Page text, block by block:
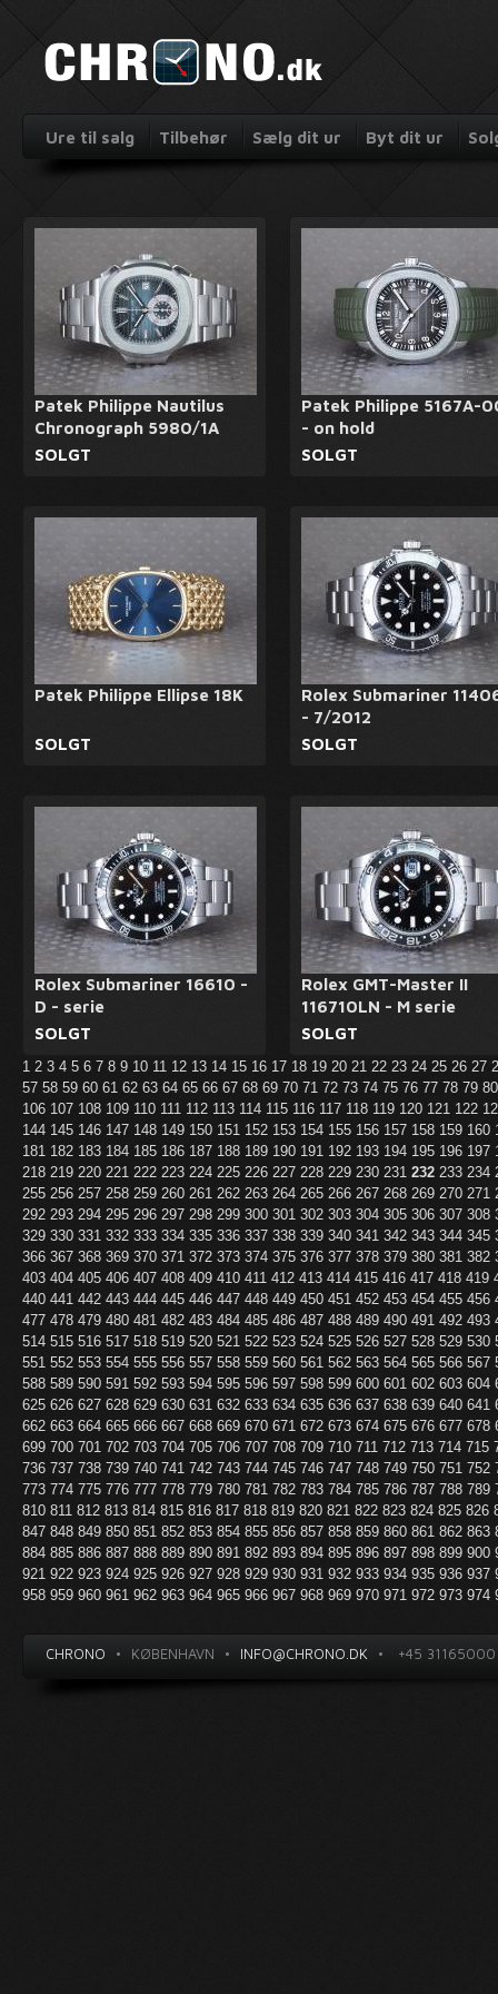
Ure til salg Tilbehør Sælg dit ur Byt dit ur
Patek Philippe Nautilus
Chronograph 5980/1A
SOLGT
Patek Philippe 5167A-
- on hold
SOLGT
Patek Philippe Ellipse 18K
SOLGT
Rolex Submariner
- 7/2012
SOLGT
Rolex Submariner 16610 -
D - serie
SOLGT
Rolex GMT-Master II
116710LN - M serie
SOLGT
1 2 3 4 5 6 7 8 9 10 11 12 13 14 15 16 17 18 19 20 21 22 23 24 25 26 27
57 58 59 60 61 62 63 64 65 66 67 68 69 70 71 72 73 74 75 76 77 78 79
106 107 108 109 110 111 112 113 114 115 116 117 118 119 120 121 122
144 145 146 147 148 149 150 151 152 153 154 155 156 157 158 159 160
181 182 183 184 185 186 187 188 189 190 191 192 193 194 195 196 197
218 219 220 221 222 223 224 225 226 227 228 229 230 231 232 233 234
255 256 257 258 259 260 261 262 263 264 265 266 267 268 269 270 271
292 293 294 295 296 297 298 299 300 301 302 303 304 305 306 307 308
329 330 331 332 333 334 335 336 337 338 339 340 341 342 343 344 345
366 367 368 369 370 371 372 373 374 375 376 377 378 379 380 381 382
403 404 405 406 407 408 409 410 411 412 413 414 415 416 417 418 419
440 441 442 443 444 445 446 447 448 449 450 451 452 453 454 455 456
477 478 479 480 481 482 483 484 485 486 487 488 489 490 491 492 493
514 515 516 517 518 519 520 521 522 523 524 525 526 527 528 529 530
551 552 553 554 555 556 557 558 559 560 561 562 563 564 565 566 567
588 589 590 591 592 593 594 595 596 597 598 599 600 601 602 603 604
625 626 627 628 629 630 631 632 633 634 635 636 637 638 639 640 641
662 663 664 665 666 667 668 669 670 671 672 673 674 675 676 677 678
699 700 701 702 703 704 705 706 707 708 709 710 711 712 713 714 715
736 737 738 739 740 741 742 743 744 745 746 747 748 749 750 751 752
773 774 775 776 777 778 779 780 781 782 783 784 785 786 787 788 789
810 811 812 813 814 815 816 817 818 819 820 821 822 823 824 825 826
847 848 849 850 851 852 853 854 855 856 857 858 859 860 861 862 863
884 885 886 887 888 889 890 891 892 893 894 895 896 897 898 899 900
921 922 923 924 925 926 927 928 929 930 931 932 933 934 935 936 937
958 959 960 961 962 963 964 965 966 967 968 969 970 971 972 973 974
CHRONO • KØBENHAVN • INFO@CHRONO.DK • +45 31165000